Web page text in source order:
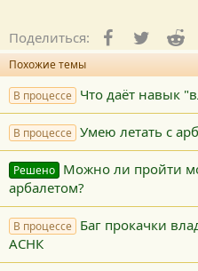
Поделиться: Facebook
Twitter
Похожие темы
В процессе Что даёт навык
В процессе Умею летать с
Решено Можно ли пройти
арбалетом?
В процессе Баг прокачки
АСНК